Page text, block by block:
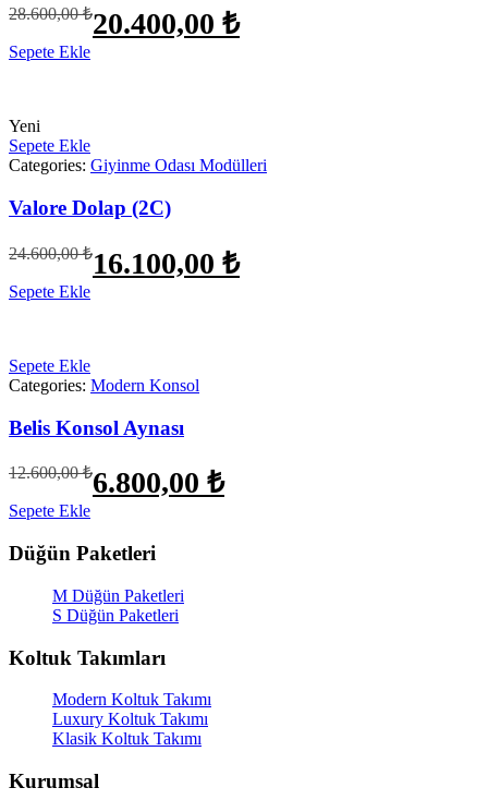
28.600,00₺
Orijinal
28.600,00 ₺.
20.400,00 ₺
Şu
fiyat:
Sepete Ekle
Yeni
Sepete Ekle
Categories: Giyinme Odası Modülleri
Valore Dolap (2C)
24.600,00₺
Orijinal
24.600,00 ₺.
16.100,00 ₺
Şu
fiyat:
Sepete Ekle
Sepete Ekle
Categories: Modern Konsol
Belis Konsol Aynası
12.600,00₺
Orijinal
12.600,00 ₺.
6.800,00 ₺
Şu
fiyat:
Sepete Ekle
Düğün Paketleri
M Düğün Paketleri
S Düğün Paketleri
Koltuk Takımları
Modern Koltuk Takımı
Luxury Koltuk Takımı
Klasik Koltuk Takımı
Kurumsal